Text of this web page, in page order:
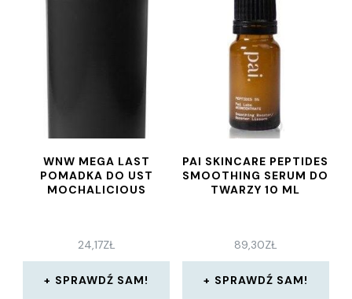
WNW MEGA LAST
POMADKA DO UST
MOCHALICIOUS
24,17ZŁ
SPRAWDŹ SAM!
PAI SKINCARE PEPTIDES
SMOOTHING SERUM DO
TWARZY 10 ML
89,30ZŁ
SPRAWDŹ SAM!